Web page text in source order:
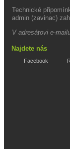
Technické
admin (zavinac)
V adresátovi e-
Najdete nás
Facebook